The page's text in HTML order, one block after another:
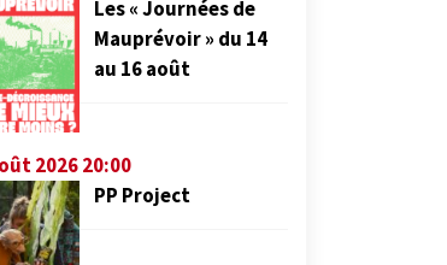
Les « Journées de
Mauprévoir » du 14
au 16 août
2026 20:00
PP Project